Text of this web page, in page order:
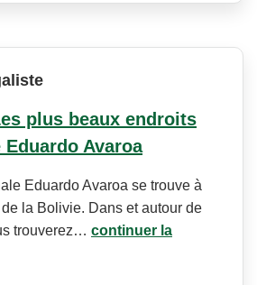
plus beaux endroits
Avaroa
Eduardo Avaroa se trouve à
de la Bolivie. Dans et autour de
trouverez… continuer la